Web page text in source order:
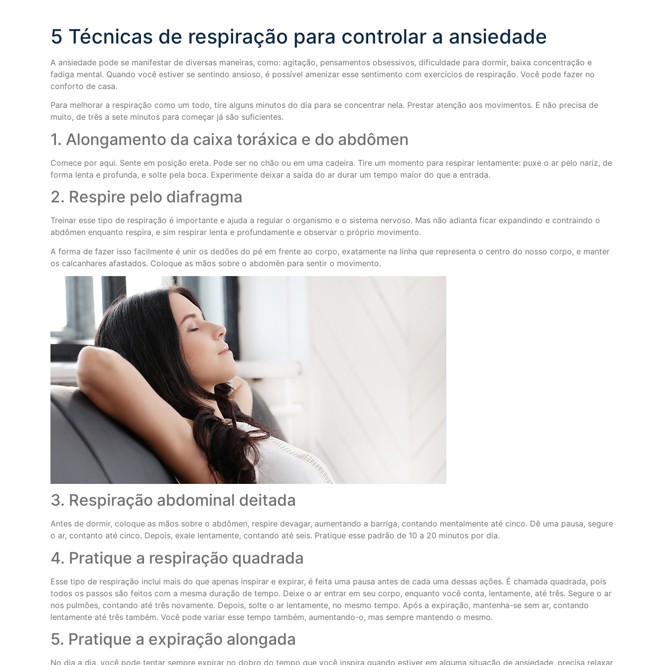
5 Técnicas de respiração para controlar a ansiedade
A ansiedade pode se manifestar de diversas maneiras, como: agitação, pensamentos obsessivos, dificuldade para dormir, baixa concentração e
fadiga mental. Quando você estiver se sentindo ansioso, é possível amenizar esse sentimento com exercícios de respiração. Você pode fazer no
conforto de casa.
Para melhorar a respiração como um todo, tire alguns minutos do dia para se concentrar nela. Prestar atenção aos movimentos. E não precisa de
muito, de três a sete minutos para começar já são suficientes.
1. Alongamento da caixa toráxica e do abdômen
Comece por aqui. Sente em posição ereta. Pode ser no chão ou em uma cadeira. Tire um momento para respirar lentamente: puxe o ar pelo nariz, de
forma lenta e profunda, e solte pela boca. Experimente deixar a saída do ar durar um tempo maior do que a entrada.
2. Respire pelo diafragma
Treinar esse tipo de respiração é importante e ajuda a regular o organismo e o sistema nervoso. Mas não adianta ficar expandindo e contraindo o
abdômen enquanto respira, e sim respirar lenta e profundamente e observar o próprio movimento.
A forma de fazer isso facilmente é unir os dedões do pé em frente ao corpo, exatamente na linha que representa o centro do nosso corpo, e manter
os calcanhares afastados. Coloque as mãos sobre o abdomên para sentir o movimento.
3. Respiração abdominal deitada
Antes de dormir, coloque as mãos sobre o abdômen, respire devagar, aumentando a barriga, contando mentalmente até cinco. Dê uma pausa, segure
o ar, contanto até cinco. Depois, exale lentamente, contando até seis. Pratique esse padrão de 10 a 20 minutos por dia.
4. Pratique a respiração quadrada
Esse tipo de respiração inclui mais do que apenas inspirar e expirar, é feita uma pausa antes de cada uma dessas ações. É chamada quadrada, pois
todos os passos são feitos com a mesma duração de tempo. Deixe o ar entrar em seu corpo, enquanto você conta, lentamente, até três. Segure o ar
nos pulmões, contando até três novamente. Depois, solte o ar lentamente, no mesmo tempo. Após a expiração, mantenha-se sem ar, contando
lentamente até três também. Você pode variar esse tempo também, aumentando-o, mas sempre mantendo o mesmo.
5. Pratique a expiração alongada
No dia a dia, você pode tentar sempre expirar no dobro do tempo que você inspira quando estiver em alguma situação de ansiedade, precisa relaxar